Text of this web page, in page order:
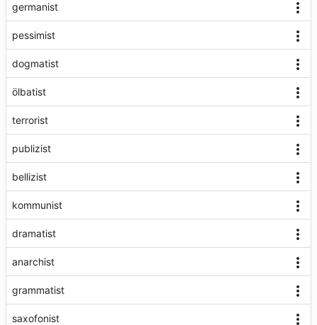
germanist
pessimist
dogmatist
ölbatist
terrorist
publizist
bellizist
kommunist
dramatist
anarchist
grammatist
saxofonist